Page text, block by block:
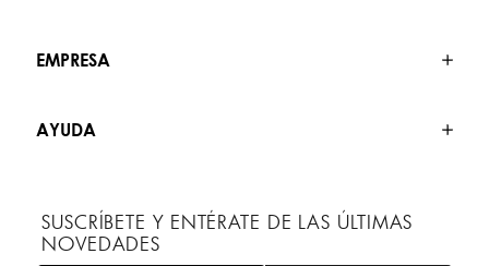
EMPRESA
AYUDA
SUSCRÍBETE Y ENTÉRATE DE LAS ÚLTIMAS
NOVEDADES